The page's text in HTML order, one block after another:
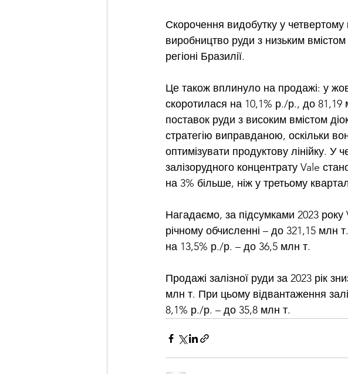
Скорочення видобутку у
виробництво руди з низьким
регіоні Бразилії.
Це також вплинуло на продажі: у
скоротилася на 10,1% р./р., до 81,19
поставок руди з високим вмістом
стратегію виправданою, оскільки
оптимізувати продуктову лінійку. У
залізорудного концентрату Vale
на 3% більше, ніж у третьому
Нагадаємо, за підсумками 2023 року
річному обчисленні – до 321,15 млн
на 13,5% р./р. – до 36,5 млн т.
Продажі залізної руди за 2023 рік
млн т. При цьому відвантаження
8,1% р./р. – до 35,8 млн т.